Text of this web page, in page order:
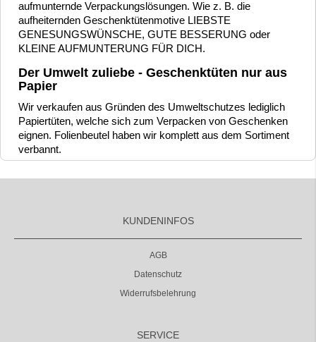
aufmunternde Verpackungslösungen. Wie z. B. die
aufheiternden Geschenktütenmotive LIEBSTE
GENESUNGSWÜNSCHE, GUTE BESSERUNG oder
KLEINE AUFMUNTERUNG FÜR DICH.
Der Umwelt zuliebe - Geschenktüten nur aus
Papier
Wir verkaufen aus Gründen des Umweltschutzes lediglich
Papiertüten, welche sich zum Verpacken von Geschenken
eignen. Folienbeutel haben wir komplett aus dem Sortiment
verbannt.
KUNDENINFOS
AGB
Datenschutz
Widerrufsbelehrung
SERVICE